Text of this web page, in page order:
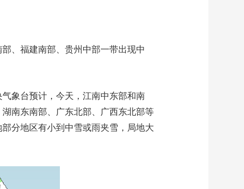
、福建南部、贵州中部一带出现中
象台预计，今天，江南中东部和南
南东南部、广东北部、广西东北部等
分地区有小到中雪或雨夹雪，局地大